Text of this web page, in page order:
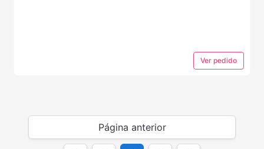
Ver pedido
Página anterior